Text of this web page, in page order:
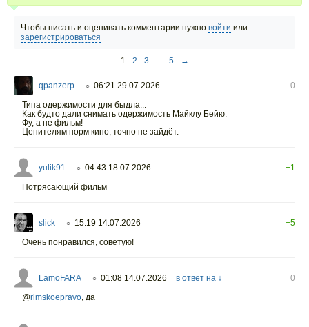
Чтобы писать и оценивать комментарии нужно войти или
зарегистрироваться
1 2 3 ... 5 →
qpanzerp ○ 06:21 29.07.2026
0
Типа одержимости для быдла...
Как будто дали снимать одержимость Майклу Бейю.
Фу, а не фильм!
Ценителям норм кино, точно не зайдёт.
yulik91 ○ 04:43 18.07.2026
+1
Потрясающий фильм
slick ○ 15:19 14.07.2026
+5
Очень понравился, советую!
LamoFARA ○ 01:08 14.07.2026 в ответ на ↓
0
@rimskoepravo, да